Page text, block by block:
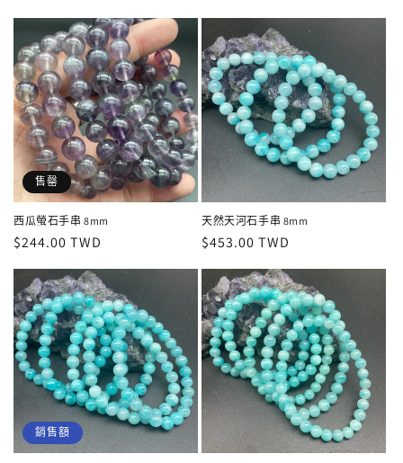
價
價
售罄
西瓜螢石手串 8mm
定
價
$244.00 TWD
天然天河石手串 8mm
定
價
$453.00 TWD
銷售額